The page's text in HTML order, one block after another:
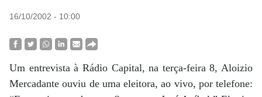
16/10/2002 - 10:00
Um entrevista à Rádio Capital, na terça-feira 8, Aloizio
Mercadante ouviu de uma eleitora, ao vivo, por telefone: